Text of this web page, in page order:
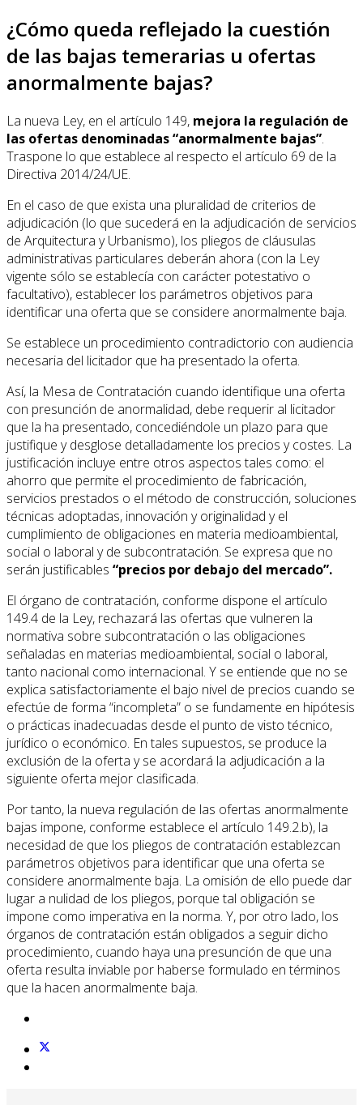
¿Cómo queda reflejado la cuestión
de las bajas temerarias u ofertas
anormalmente bajas?
La nueva Ley, en el artículo 149, mejora la regulación de
las ofertas denominadas “anormalmente bajas”.
Traspone lo que establece al respecto el artículo 69 de la
Directiva 2014/24/UE.
En el caso de que exista una pluralidad de criterios de
adjudicación (lo que sucederá en la adjudicación de servicios
de Arquitectura y Urbanismo), los pliegos de cláusulas
administrativas particulares deberán ahora (con la Ley
vigente sólo se establecía con carácter potestativo o
facultativo), establecer los parámetros objetivos para
identificar una oferta que se considere anormalmente baja.
Se establece un procedimiento contradictorio con audiencia
necesaria del licitador que ha presentado la oferta.
Así, la Mesa de Contratación cuando identifique una oferta
con presunción de anormalidad, debe requerir al licitador
que la ha presentado, concediéndole un plazo para que
justifique y desglose detalladamente los precios y costes. La
justificación incluye entre otros aspectos tales como: el
ahorro que permite el procedimiento de fabricación,
servicios prestados o el método de construcción, soluciones
técnicas adoptadas, innovación y originalidad y el
cumplimiento de obligaciones en materia medioambiental,
social o laboral y de subcontratación. Se expresa que no
serán justificables “precios por debajo del mercado”.
El órgano de contratación, conforme dispone el artículo
149.4 de la Ley, rechazará las ofertas que vulneren la
normativa sobre subcontratación o las obligaciones
señaladas en materias medioambiental, social o laboral,
tanto nacional como internacional. Y se entiende que no se
explica satisfactoriamente el bajo nivel de precios cuando se
efectúe de forma “incompleta” o se fundamente en hipótesis
o prácticas inadecuadas desde el punto de visto técnico,
jurídico o económico. En tales supuestos, se produce la
exclusión de la oferta y se acordará la adjudicación a la
siguiente oferta mejor clasificada.
Por tanto, la nueva regulación de las ofertas anormalmente
bajas impone, conforme establece el artículo 149.2.b), la
necesidad de que los pliegos de contratación establezcan
parámetros objetivos para identificar que una oferta se
considere anormalmente baja. La omisión de ello puede dar
lugar a nulidad de los pliegos, porque tal obligación se
impone como imperativa en la norma. Y, por otro lado, los
órganos de contratación están obligados a seguir dicho
procedimiento, cuando haya una presunción de que una
oferta resulta inviable por haberse formulado en términos
que la hacen anormalmente baja.